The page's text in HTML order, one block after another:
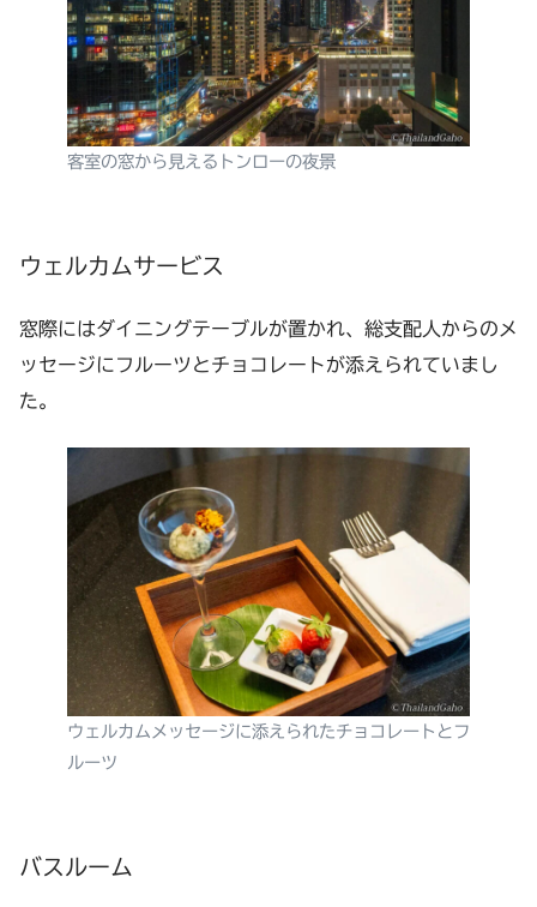
客室の窓から見えるトンローの夜景
ウェルカムサービス
窓際にはダイニングテーブルが置かれ、総支配人からのメ
ッセージにフルーツとチョコレートが添えられていまし
た。
ウェルカムメッセージに添えられたチョコレートとフ
ルーツ
バスルーム